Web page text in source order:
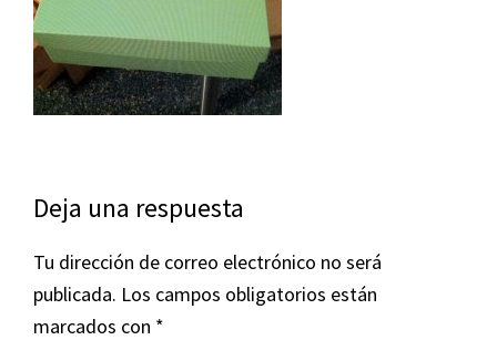
Interacciones
con
los
lectores
Deja una respuesta
Tu dirección de correo electrónico no será
publicada. Los campos obligatorios están
marcados con *